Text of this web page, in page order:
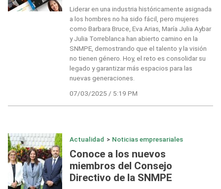
Liderar en una industria históricamente asignada
a los hombres no ha sido fácil, pero mujeres
como Barbara Bruce, Eva Arias, María Julia Aybar
y Julia Torreblanca han abierto camino en la
SNMPE, demostrando que el talento y la visión
no tienen género. Hoy, el reto es consolidar su
legado y garantizar más espacios para las
nuevas generaciones.
07/03/2025 / 5:19 PM
Actualidad > Noticias empresariales
Conoce a los nuevos
miembros del Consejo
Directivo de la SNMPE